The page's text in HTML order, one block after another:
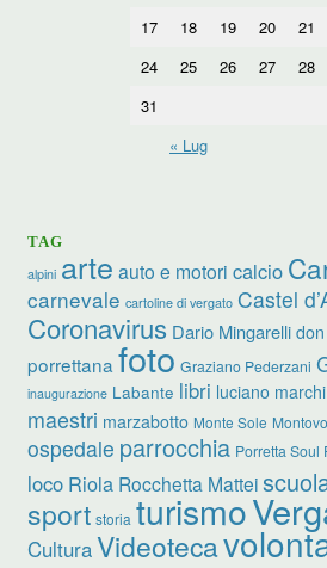
17
18 19 20 21
24
25 26 27 28
31
« Lug
TAG
alpini arte auto e motori calcio
carnevale cartoline di vergato Castel
Coronavirus Dario Mingarelli
porrettana foto Graziano Pederzani
inaugurazione Labante libri luciano marchi
maestri marzabotto Monte Sole
ospedale parrocchia Porretta Soul
loco Riola Rocchetta Mattei
sport storia turismo
CulturaVideoteca